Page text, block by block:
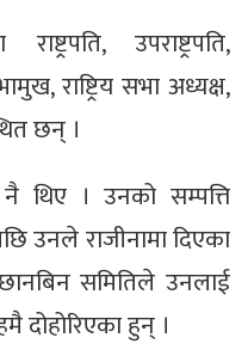
उपराष्ट्रपति,
राष्ट्रिय सभा अध्यक्ष,
छन् ।
थिए । उनको सम्पत्ति
उनले राजीनामा दिएका
समितिले उनलाई
दोहोरिएका हुन् ।